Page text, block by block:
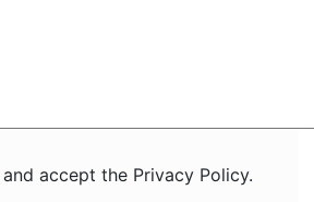
accept the Privacy Policy.